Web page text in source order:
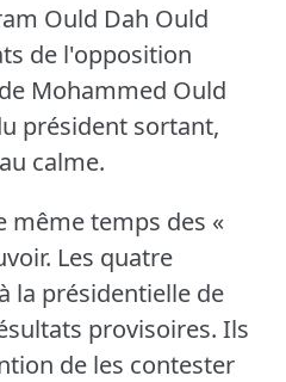
Ould Dah Ould
de l'opposition
Mohammed Ould
président sortant,
calme.
même temps des «
Les quatre
la présidentielle de
provisoires. Ils
de les contester